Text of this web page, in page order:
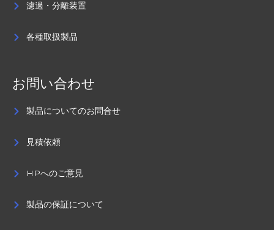
濾過・分離装置
各種取扱製品
お問い合わせ
製品についてのお問合せ
見積依頼
HPへのご意見
製品の保証について